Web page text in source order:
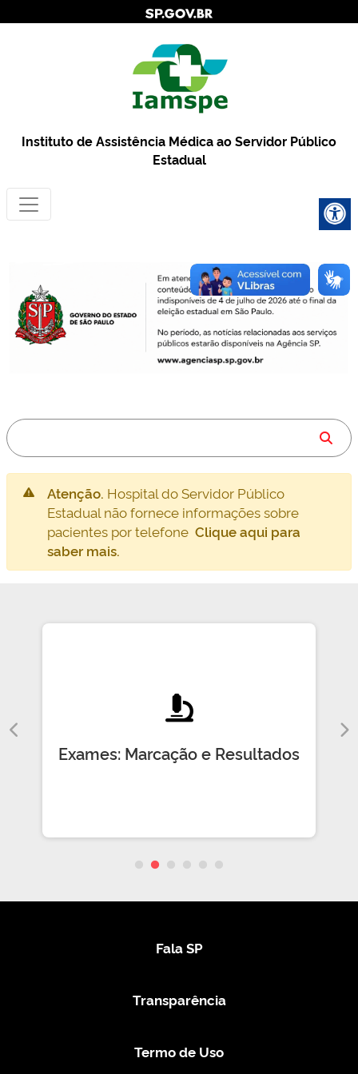
Instituto de Assistência Médica ao Servidor Público
Estadual
Atenção. Hospital do Servidor Público
Estadual não fornece informações sobre
pacientes por telefone Clique aqui para
saber mais.
Exames: Marcação e Resultados
Fala SP
Transparência
Termo de Uso